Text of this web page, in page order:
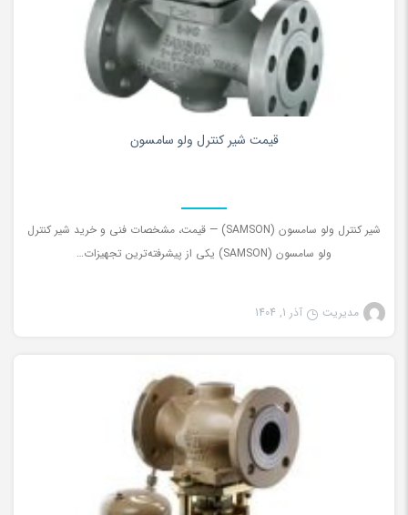
قیمت شیر کنترل ولو سامسون
شیر کنترل ولو سامسون (SAMSON) — قیمت، مشخصات فنی و خرید شیر کنترل
ولو سامسون (SAMSON) یکی از پیشرفته‌ترین تجهیزات…
مدیریت آذر 1, 1404